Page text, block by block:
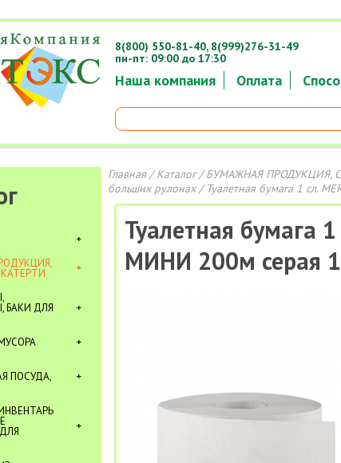
Наша компания Оплата
8(800) 550-81-40, 8(999)276-31-49
пн-пт: 09:00 до 17:30
БАКИ ДЛЯ
ПОСУДА,
Главная/Каталог/БУМАЖНАЯ ПРОДУКЦИЯ,
больших рулонах/ Туалетная бумага 1 сл.
Туалетная бумага
МИНИ 200м серая